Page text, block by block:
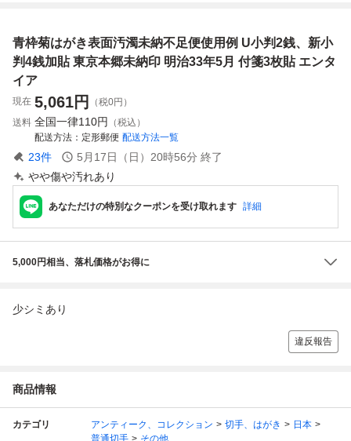
イア
青枠菊はがき表面汚濁未納不足便使用例 U小判2銭、新小
判4銭加貼 東京本郷未納印 明治33年5月 付箋3枚貼 エンタ
イア
現在 5,061円
（税0円）
送料 全国一律110円
（税込）
配送方法
定形郵便 配送方法一覧
23件 5月17日（日）20時56分 終了
やや傷や汚れあり
あなただけの特別なクーポンを受け取れます 詳細
5,000円相当、落札価格がお得に
少シミあり
違反報告
商品情報
カテゴリ アンティーク、コレクション 切手、はがき
日本
普通切手
その他